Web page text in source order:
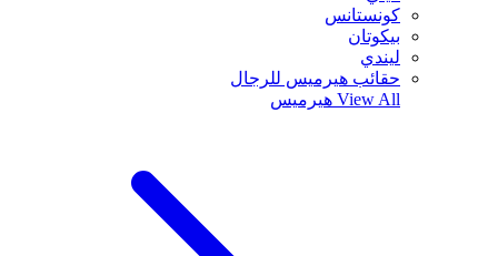
كونستانس
بيكوتان
ليندي
حقائب هيرميس للرجال
View All هيرميس